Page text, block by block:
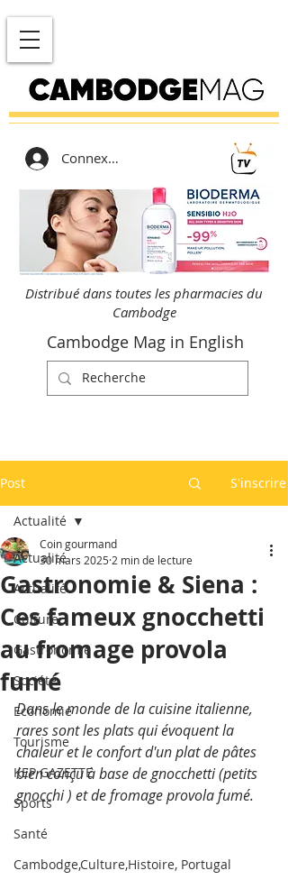
Connexion
Distribué dans toutes les pharmacies du
Cambodge
Cambodge Mag in English
Post S'inscrire
Actualité
Actualité
Culture
Gastronomie
Société
Economie
Tourisme
KEP GAZETTE
Sports
Santé
Cambodge,Culture,Histoire, Portugal
Actualité
Gastronomie & Siena :
Ces fameux gnocchetti
au fromage provola
fumé
Coin gourmand
30 mars 2025 2 min de lecture
Dans le monde de la cuisine italienne,
rares sont les plats qui évoquent la
chaleur et le confort d'un plat de pâtes
bien conçu à base de gnocchetti (petits
gnocchi ) et de fromage provola fumé.